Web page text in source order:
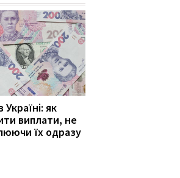
Україні: як
виплати, не
їх одразу